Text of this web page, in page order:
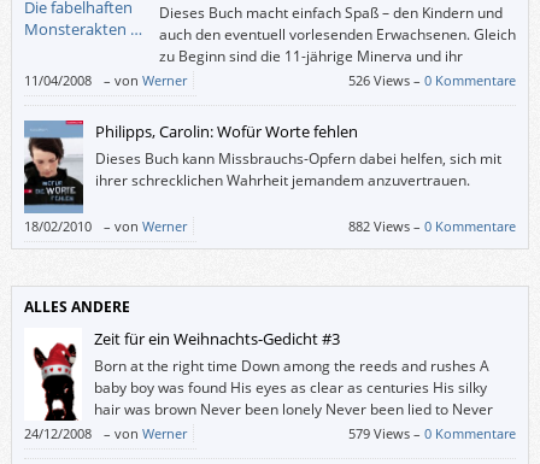
Dieses Buch macht einfach Spaß – den Kindern und
auch den eventuell vorlesenden Erwachsenen. Gleich
zu Beginn sind die 11-jährige Minerva und ihr
jüngerer Bruder Max in höchster Gefahr, denn beim
Versuch, ihren von der „abscheulichsten und grausamsten Gruselbestie“
namens Zarmaglorg entführten Vater zu befreien, sind sie von dieser
selbst gefangen genommen worden und schweben in Käfigen über
einem Abgrund, in dem Lava brodelt.
11/04/2008 – von Werner 526 Views –0 Kommentare
Philipps, Carolin: Wofür Worte fehlen
Dieses Buch kann Missbrauchs-Opfern dabei helfen, sich mit
ihrer schrecklichen Wahrheit jemandem anzuvertrauen.
18/02/2010 – von Werner 882 Views –0 Kommentare
ALLES ANDERE
Zeit für ein Weihnachts-Gedicht #3
Born at the right time Down among the reeds and rushes A
baby boy was found His eyes as clear as centuries His silky
hair was brown Never been lonely Never been lied to Never
had to scuffle in fear Nothing denied to Born at the instant The
church bells chime And the whole world […]
24/12/2008 – von Werner 579 Views –0 Kommentare